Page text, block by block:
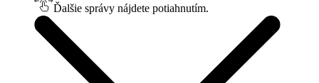
Ďalšie správy nájdete potiahnutím.